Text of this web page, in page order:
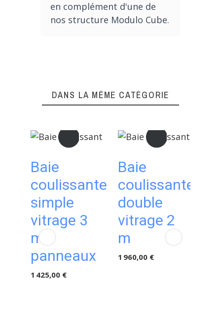
en complément d'une de
nos structure Modulo Cube.
DANS LA MÊME CATÉGORIE
Baie
coulissante
simple
vitrage 3
m 2
panneaux
1 425,00 €
Baie
coulissante
double
vitrage 2
m
1 960,00 €